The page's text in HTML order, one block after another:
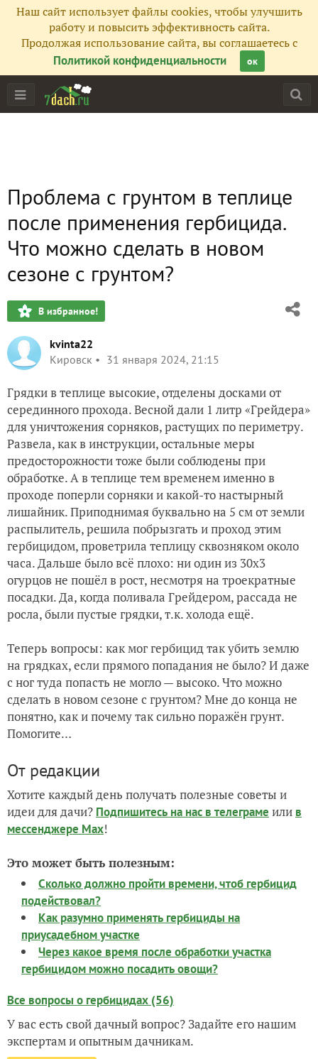
Наш сайт использует файлы cookies, чтобы улучшить
работу и повысить эффективность сайта.
Продолжая использование сайта, вы соглашаетесь с
Политикой конфиденциальности
ок
Проблема с грунтом в теплице
после применения гербицида.
Что можно сделать в новом
сезоне с грунтом?
В избранное!
kvinta22
Кировск
31 января 2024, 21:15
Грядки в теплице высокие, отделены досками от
серединного прохода. Весной дали 1 литр «Грейдера»
для уничтожения сорняков, растущих по периметру.
Развела, как в инструкции, остальные меры
предосторожности тоже были соблюдены при
обработке. А в теплице тем временем именно в
проходе поперли сорняки и какой-то настырный
лишайник. Приподнимая буквально на 5 см от земли
распылитель, решила побрызгать и проход этим
гербицидом, проветрила теплицу сквозняком около
часа. Дальше было всё плохо: ни один из 30х3
огурцов не пошёл в рост, несмотря на троекратные
посадки. Да, когда поливала Грейдером, рассада не
росла, были пустые грядки, т.к. холода ещё.
Теперь вопросы: как мог гербицид так убить землю
на грядках, если прямого попадания не было? И даже
с ног туда попасть не могло — высоко. Что можно
сделать в новом сезоне с грунтом? Мне до конца не
понятно, как и почему так сильно поражён грунт.
Помогите…
От редакции
Хотите каждый день получать полезные советы и
идеи для дачи? Подпишитесь на нас в телеграме или в
мессенджере Max!
Это может быть полезным:
Сколько должно пройти времени, чтоб гербицид
подействовал?
Как разумно применять гербициды на
приусадебном участке
Через какое время после обработки участка
гербицидом можно посадить овощи?
Все вопросы о гербицидах (56)
У вас есть свой дачный вопрос? Задайте его нашим
экспертам и опытным дачникам.